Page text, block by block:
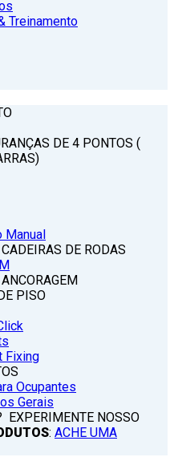
Treinamento
DE 4 PONTOS (
DE RODAS
PISO
Fixing
Ocupantes
Gerais
EXPERIMENTE NOSSO
: ACHE UMA